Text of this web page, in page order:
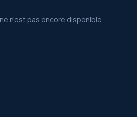
n’est pas encore disponible.